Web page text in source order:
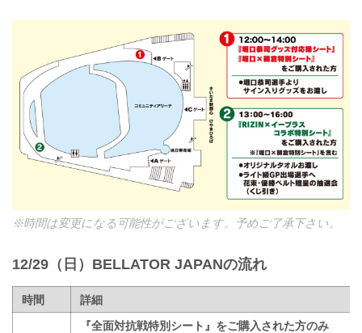
※時間は変更になる可能性がございます。予めご了承下さい。
12/29（日）BELLATOR JAPANの流れ
時間 詳細
『全面対抗戦特別シート』をご購入された方のみ